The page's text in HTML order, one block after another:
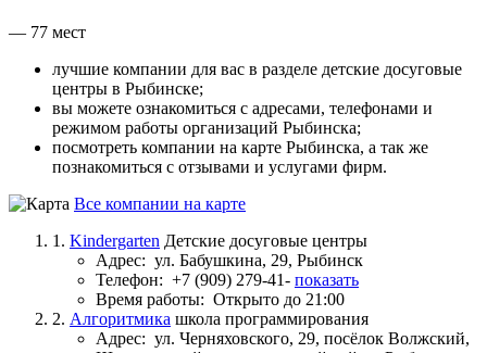
— 77 мест
лучшие компании для вас в разделе детские досуговые
центры в Рыбинске;
вы можете ознакомиться с адресами, телефонами и
режимом работы организаций Рыбинска;
посмотреть компании на карте Рыбинска, а так же
познакомиться с отзывами и услугами фирм.
Все компании на карте
1. Kindergarten Детские досуговые центры
Адрес: ул. Бабушкина, 29, Рыбинск
Телефон: +7 (909) 279-41- показать
Время работы: Открыто до 21:00
2. Алгоритмика школа программирования
Адрес: ул. Черняховского, 29, посёлок Волжский,